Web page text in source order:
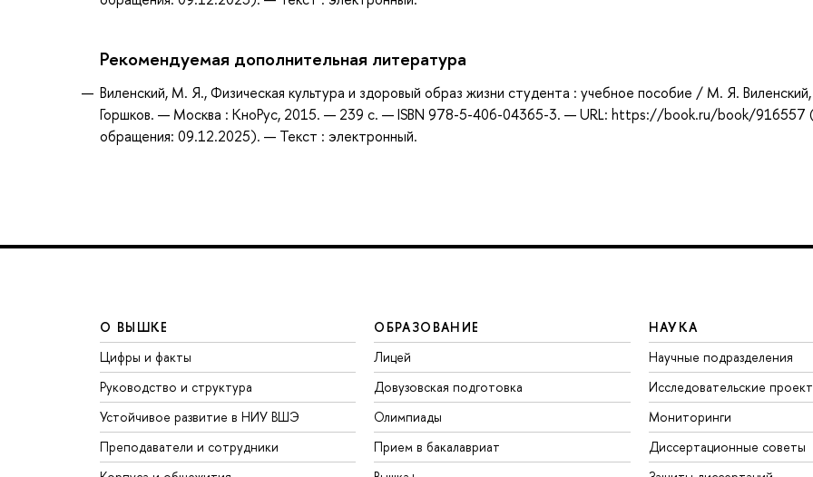
Рекомендуемая дополнительная литература
Виленский, М. Я., Физическая культура и здоровый образ жизни студента : учебное пособие / М. Я. Виленский,
Горшков. — Москва : КноРус, 2015. — 239 с. — ISBN 978-5-406-04365-3. — URL: https://book.ru/book/916557
обращения: 09.12.2025). — Текст : электронный.
О ВЫШКЕ
Цифры и факты
Руководство и структура
Устойчивое развитие в НИУ ВШЭ
Преподаватели и сотрудники
ОБРАЗОВАНИЕ
Лицей
Довузовская подготовка
Олимпиады
Прием в бакалавриат
НАУКА
Научные подразделения
Исследовательские
Мониторинги
Диссертационные советы